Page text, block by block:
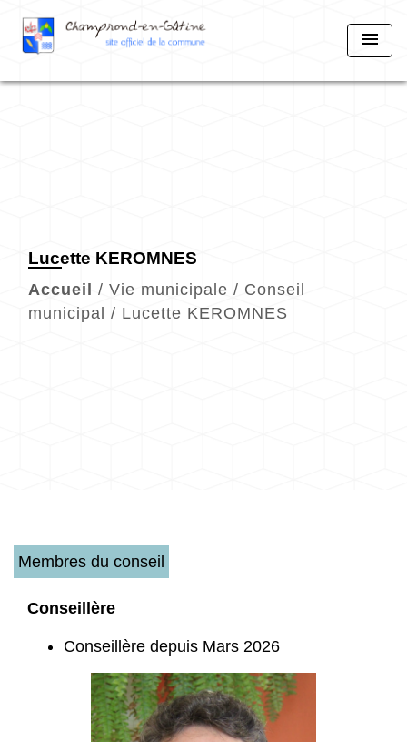
menu
Lucette KEROMNES
Accueil / Vie municipale / Conseil
municipal / Lucette KEROMNES
Membres du conseil
Conseillère
Conseillère depuis Mars 2026